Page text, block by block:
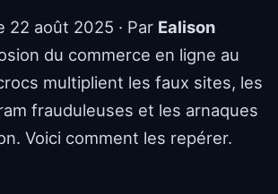
22 août 2025 · Par Ealison
du commerce en ligne au
multiplient les faux sites, les
frauduleuses et les arnaques
Voici comment les repérer.